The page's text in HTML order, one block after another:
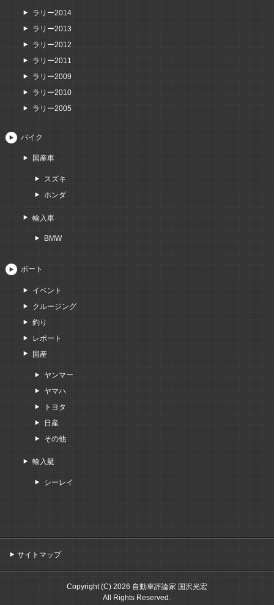
ラリー2014
ラリー2013
ラリー2012
ラリー2011
ラリー2009
ラリー2010
ラリー2005
バイク
国産車
スズキ
ホンダ
輸入車
BMW
ボート
イベント
クルージング
釣り
レポート
国産
ヤンマー
ヤマハ
トヨタ
日産
その他
輸入艇
シーレイ
サイトマップ
Copyright (C) 2026 自動車評論家 国沢光宏
All Rights Reserved.